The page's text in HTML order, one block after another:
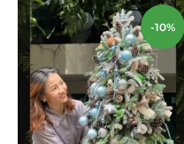
Lan Hồ Điệp Truyền Thống
Lũa Hồ Điệp Sen Đá
Tiểu Cảnh Lan Sen Đá
Hoa Ngày Lễ 8/3
-10%